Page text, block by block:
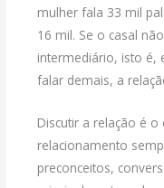
mulher fala 33 mil
16 mil. Se o casal
intermediário, isto é,
falar demais, a
Discutir a relação é
relacionamento
preconceitos,